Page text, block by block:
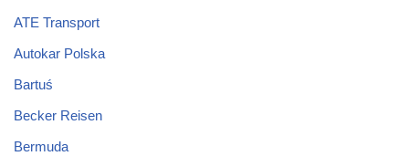
ATE Transport
Autokar Polska
Bartuś
Becker Reisen
Bermuda